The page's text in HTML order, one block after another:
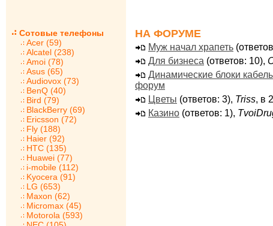
Сотовые телефоны
Acer (59)
Alcatel (238)
Amoi (78)
Asus (65)
Audiovox (73)
BenQ (40)
Bird (79)
BlackBerry (69)
Ericsson (72)
Fly (188)
Haier (92)
HTC (135)
Huawei (77)
i-mobile (112)
Kyocera (91)
LG (653)
Maxon (62)
Micromax (45)
Motorola (593)
НА ФОРУМЕ
Муж начал храпеть
Для бизнеса (ответов: 10),
Динамические блоки
форум
Цветы (ответов: 3), Triss, в
Казино (ответов: 1),